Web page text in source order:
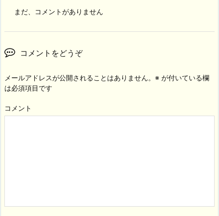
まだ、コメントがありません
コメントをどうぞ
メールアドレスが公開されることはありません。 ※ が付いている欄
は必須項目です
コメント